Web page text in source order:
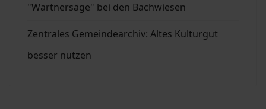
"Wartnersäge" bei den Bachwiesen
Zentrales Gemeindearchiv: Altes Kulturgut
besser nutzen